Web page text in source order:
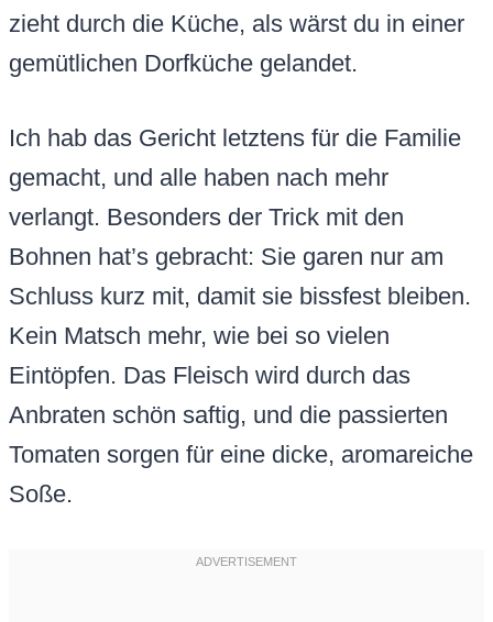
zieht durch die Küche, als wärst du in einer
gemütlichen Dorfküche gelandet.
Ich hab das Gericht letztens für die Familie
gemacht, und alle haben nach mehr
verlangt. Besonders der Trick mit den
Bohnen hat’s gebracht: Sie garen nur am
Schluss kurz mit, damit sie bissfest bleiben.
Kein Matsch mehr, wie bei so vielen
Eintöpfen. Das Fleisch wird durch das
Anbraten schön saftig, und die passierten
Tomaten sorgen für eine dicke, aromareiche
Soße.